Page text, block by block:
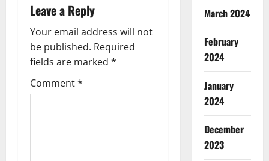
v
i
g
a
Leave a Reply
Your email address will not
be published. Required
fields are marked *
Comment*
March 2024
February
2024
January
2024
December
2023